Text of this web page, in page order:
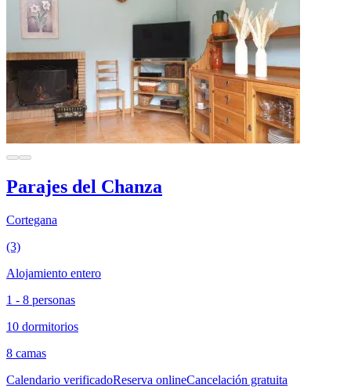
Parajes del Chanza
Cortegana
(3)
Alojamiento entero
1 - 8 personas
10 dormitorios
8 camas
Calendario verificadoReserva onlineCancelación gratuita